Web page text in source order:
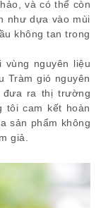
và có thể còn
như dựa vào mùi
không tan trong
nguyên liệu
Tràm gió nguyên
ra thị trường
tôi cam kết hoàn
sản phẩm không
giả.